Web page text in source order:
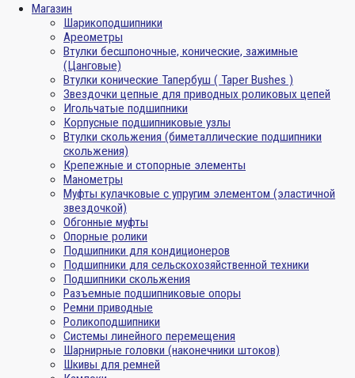
Магазин
Шарикоподшипники
Ареометры
Втулки бесшпоночные, конические, зажимные
(Цанговые)
Втулки конические Тапербуш ( Taper Bushes )
Звездочки цепные для приводных роликовых цепей
Игольчатые подшипники
Корпусные подшипниковые узлы
Втулки скольжения (биметаллические подшипники
скольжения)
Крепежные и стопорные элементы
Манометры
Муфты кулачковые с упругим элементом (эластичной
звездочкой)
Обгонные муфты
Опорные ролики
Подшипники для кондиционеров
Подшипники для сельскохозяйственной техники
Подшипники скольжения
Разъемные подшипниковые опоры
Ремни приводные
Роликоподшипники
Системы линейного перемещения
Шарнирные головки (наконечники штоков)
Шкивы для ремней